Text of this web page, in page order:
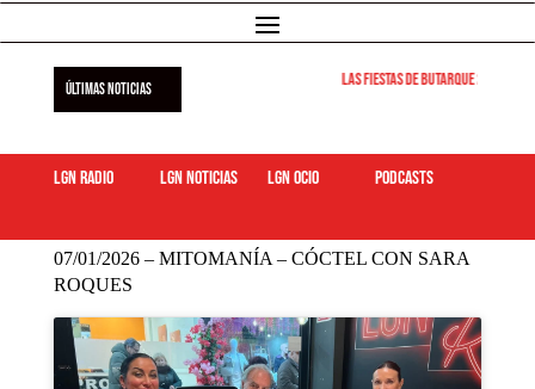
ÚLTIMAS NOTICIAS Las Fiestas de Butarque 2026
LGN Radio LGN Noticias LGN ocio podcasts
07/01/2026 – MITOMANÍA – CÓCTEL CON SARA
ROQUES